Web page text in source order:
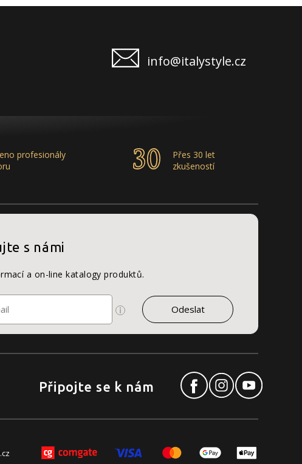
info@italystyle.cz
profesionály
Přes 30 let
zkušeností
s námi
a on-line katalogy produktů.
Připojte se k nám